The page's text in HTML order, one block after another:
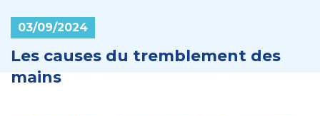
03/09/2024
Les causes du tremblement des
mains